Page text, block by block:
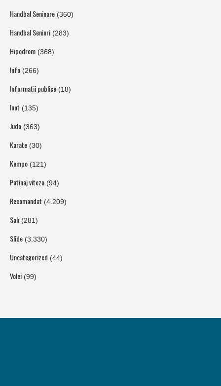
Handbal Senioare (360)
Handbal Seniori (283)
Hipodrom (368)
Info (266)
Informatii publice (18)
Inot (135)
Judo (363)
Karate (30)
Kempo (121)
Patinaj viteza (94)
Recomandat (4.209)
Sah (281)
Slide (3.330)
Uncategorized (44)
Volei (99)